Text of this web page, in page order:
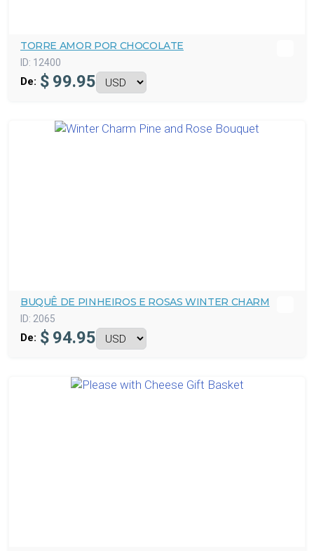
TORRE AMOR POR CHOCOLATE
ID: 12400
De: $ 99.95
BUQUÊ DE PINHEIROS E ROSAS WINTER CHARM
ID: 2065
De: $ 94.95